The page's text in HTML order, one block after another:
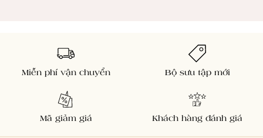
Miễn phí vận chuyển Bộ sưu tập mới
Mã giảm giá Khách hàng đánh giá